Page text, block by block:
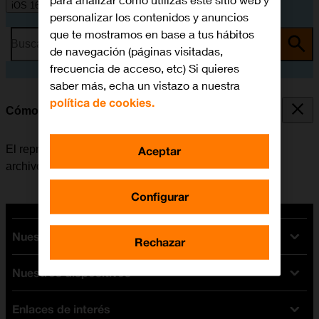
iOS 16.0
Busca por problema o tema
Cómo utilizar el reproductor de música
El reproductor de música se utiliza para escuchar los
archivos de música que han sido transferidos al móvil.
Nuestras tarifas
Tarifas Orange
Tarifas fibra y móvil
Nuestros dispositivos
Ofertas en móviles
Enlaces de interés
personalizar los contenidos y anuncios
que te mostramos en base a tus hábitos
de navegación (páginas visitadas,
frecuencia de acceso, etc) Si quieres
saber más, echa un vistazo a nuestra
política de cookies.
Configurar
Rechazar
Aceptar